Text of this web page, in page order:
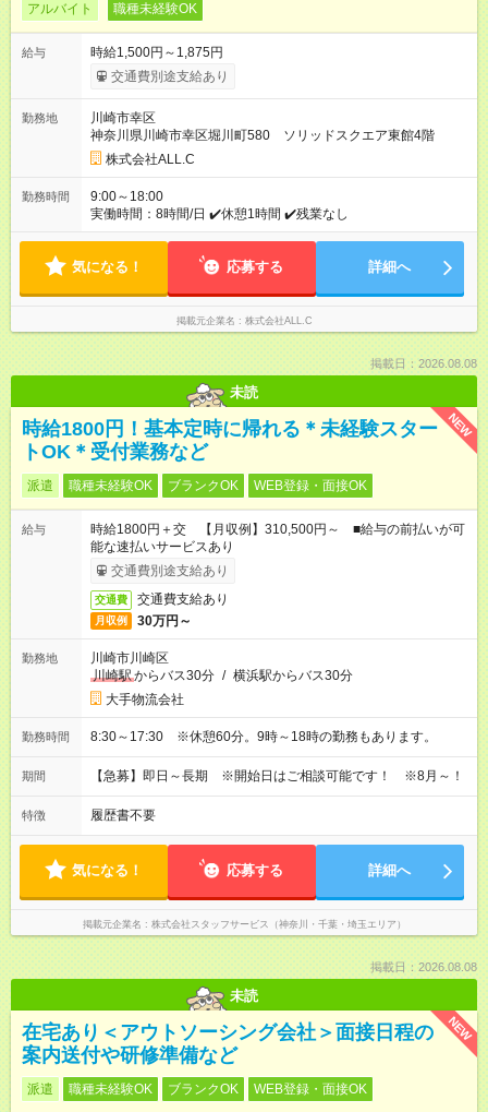
アルバイト 職種未経験OK
給与
時給1,500円～1,875円
交通費別途支給あり
勤務地
川崎市幸区
神奈川県川崎市幸区堀川町580 ソリッドスクエア東館4階
株式会社ALL.C
勤務時間
9:00～18:00
実働時間：8時間/日 ✔️休憩1時間 ✔️残業なし
気になる！ 応募する 詳細へ
掲載元企業名 株式会社ALL.C
掲載日：2026.08.08
未読
NEW
時給1800円！基本定時に帰れる＊未経験スター
トOK＊受付業務など
派遣 職種未経験OK ブランクOK WEB登録・面接OK
給与
時給1800円＋交 【月収例】310,500円～ ■給与の前払いが可
能な速払いサービスあり
交通費別途支給あり
交通費 交通費支給あり
月収例 30万円～
勤務地
川崎市川崎区
川崎駅からバス30分 / 横浜駅からバス30分
大手物流会社
勤務時間 8:30～17:30 ※休憩60分。9時～18時の勤務もあります。
期間 【急募】即日～長期 ※開始日はご相談可能です！ ※8月～！
特徴 履歴書不要
気になる！ 応募する 詳細へ
掲載元企業名 株式会社スタッフサービス（神奈川・千葉・埼玉エリア）
掲載日：2026.08.08
未読
NEW
在宅あり＜アウトソーシング会社＞面接日程の
案内送付や研修準備など
派遣 職種未経験OK ブランクOK WEB登録・面接OK